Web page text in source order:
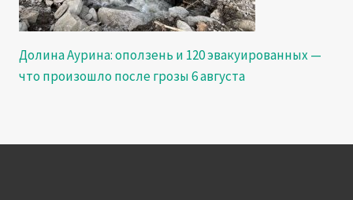
Долина Аурина: оползень и 120 эвакуированных —
что произошло после грозы 6 августа